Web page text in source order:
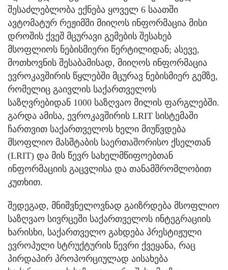
შესაძლებლობა ექნება ყოველ 6 საათში
ავტომატურ რეჟიმში მიიღოს ინფორმაცია მისი
დროშის ქვეშ მცურავი გემების შესახებ
მსოფლიოს ნებისმიერი წერტილიდან; ასევე,
მოთხოვნის შესაბამისად, მიიღოს ინფორმაცია
ევროკავშირის წყლებში მცურავ ნებისმიერ გემზე,
რომელიც გაივლის საქართველოს
საზღვრებიდან 1000 საზღვაო მილის ფარგლებში.
გარდა ამისა, ევროკავშირის LRIT სისტემაში
ჩართვით საქართველოს ხელი მიუწვდება
მსოფლიო მასშტაბის საერთაშორისო ქსელთან
(LRIT) და მის წევრ სახელმწიფოებთან
ინფორმაციის გაცვლისა და თანამშრომლობით
კუთხით.
შედეგად, მნიშვნელოვნად გაიზრდება მსოფლიო
საზღვაო სივრცეში საქართველოს ინტეგრაციის
ხარისხი, საქართველო გახდება პრესტიჟული
ევროპული სტრუქტურის წევრი ქვეყანა, რაც
პირდაპირ პროპორციულად აისახება